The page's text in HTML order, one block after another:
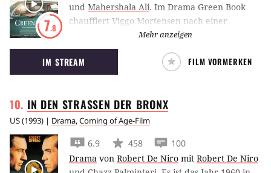
7.8
und Mahershala Ali. Im Drama Green Book
chauffiert Viggo Mortensen nach einer
wahren Geschichte den schwarzen Jazz-
Pianisten Mahershala Ali in den 1960ern auf
einer Konzert-Tournee von New York bis in
die Südstaaten.
Mehr anzeigen
IM STREAM FILM VORMERKEN
IN DEN STRASSEN DER BRONX
US(1993) | Drama,Coming of Age-Film
6.9 458
100
Drama von Robert De Niro mit Robert De Niro